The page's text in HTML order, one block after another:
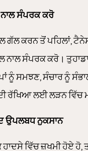
ਸੰਪਰਕ ਕਰੋ
ਗੱਲ ਕਰਨ ਤੋਂ ਪਹਿਲਾਂ,
ਨਾਲ ਸੰਪਰਕ ਕਰੋ।
ਨੂੰ ਸਮਝਣ, ਸੰਚਾਰ ਨੂੰ
ਦੀ ਰੱਖਿਆ ਲਈ ਲੜਨ ਵਿੱਚ
ਉਪਲਬਧ ਨੁਕਸਾਨ
ਵਿੱਚ ਜ਼ਖਮੀ ਹੋਏ ਹੋ,